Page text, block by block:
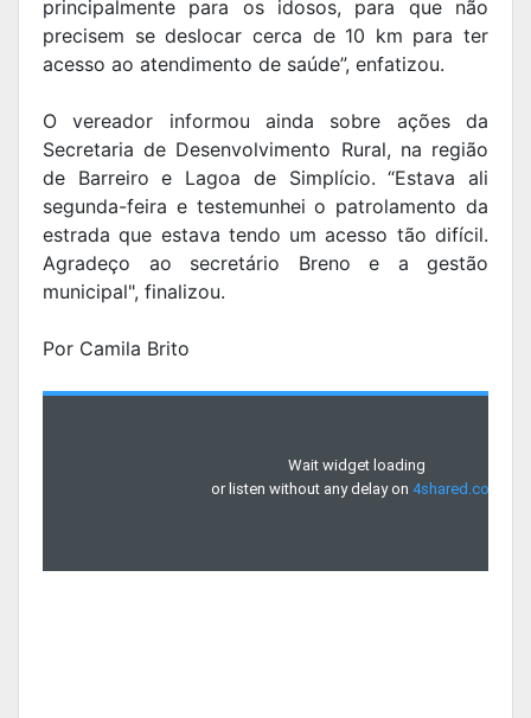
principalmente para os idosos, para que não
precisem se deslocar cerca de 10 km para ter
acesso ao atendimento de saúde”, enfatizou.
O vereador informou ainda sobre ações da
Secretaria de Desenvolvimento Rural, na região
de Barreiro e Lagoa de Simplício. “Estava ali
segunda-feira e testemunhei o patrolamento da
estrada que estava tendo um acesso tão difícil.
Agradeço ao secretário Breno e a gestão
municipal", finalizou.
Por Camila Brito